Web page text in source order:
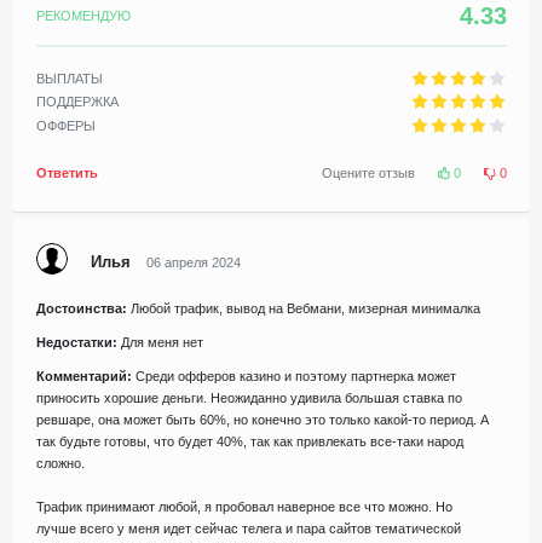
РЕКОМЕНДУЮ
4.33
ВЫПЛАТЫ
ПОДДЕРЖКА
ОФФЕРЫ
Ответить Оцените отзыв 0 0
Илья 06 апреля 2024
Достоинства: Любой трафик, вывод на Вебмани, мизерная минималка
Недостатки: Для меня нет
Комментарий: Среди офферов казино и поэтому партнерка может
приносить хорошие деньги. Неожиданно удивила большая ставка по
ревшаре, она может быть 60%, но конечно это только какой-то период. А
так будьте готовы, что будет 40%, так как привлекать все-таки народ
сложно.
Трафик принимают любой, я пробовал наверное все что можно. Но
лучше всего у меня идет сейчас телега и пара сайтов тематической